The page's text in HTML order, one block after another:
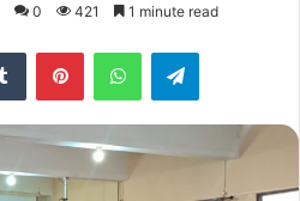
0 421 1 minute read